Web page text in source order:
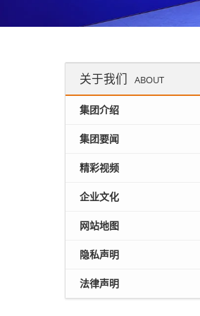
关于我们 ABOUT
集团介绍
集团要闻
精彩视频
企业文化
网站地图
隐私声明
法律声明